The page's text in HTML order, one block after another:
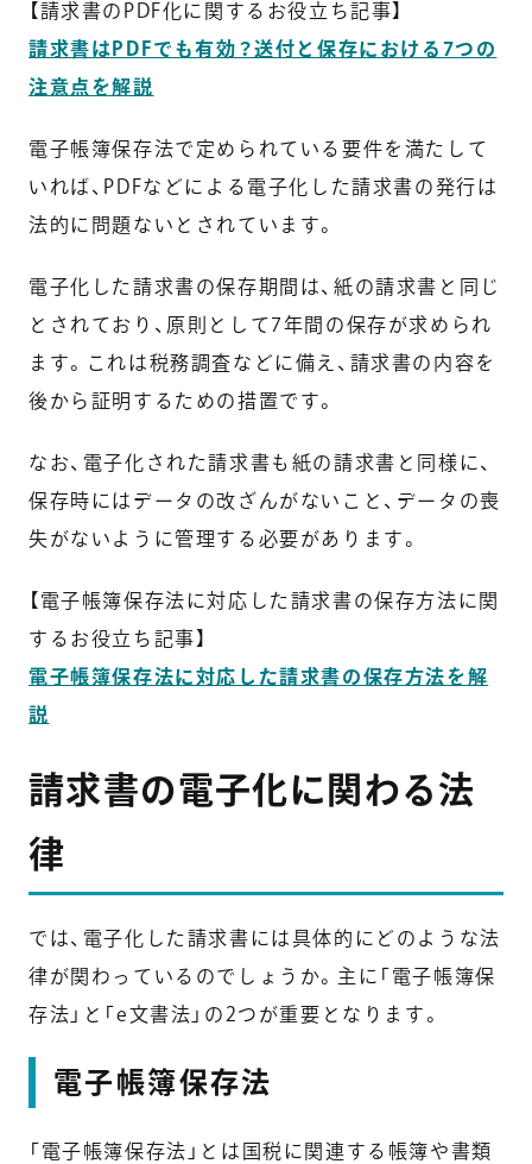
【請求書のPDF化に関するお役立ち記事】
請求書はPDFでも有効？送付と保存における7つの
注意点を解説
電子帳簿保存法で定められている要件を満たして
いれば、PDFなどによる電子化した請求書の発行は
法的に問題ないとされています。
電子化した請求書の保存期間は、紙の請求書と同じ
とされており、原則として7年間の保存が求められ
ます。これは税務調査などに備え、請求書の内容を
後から証明するための措置です。
なお、電子化された請求書も紙の請求書と同様に、
保存時にはデータの改ざんがないこと、データの喪
失がないように管理する必要があります。
【電子帳簿保存法に対応した請求書の保存方法に関
するお役立ち記事】
電子帳簿保存法に対応した請求書の保存方法を解
説
請求書の電子化に関わる法
律
では、電子化した請求書には具体的にどのような法
律が関わっているのでしょうか。主に「電子帳簿保
存法」と「e文書法」の2つが重要となります。
電子帳簿保存法
「電子帳簿保存法」とは国税に関連する帳簿や書類